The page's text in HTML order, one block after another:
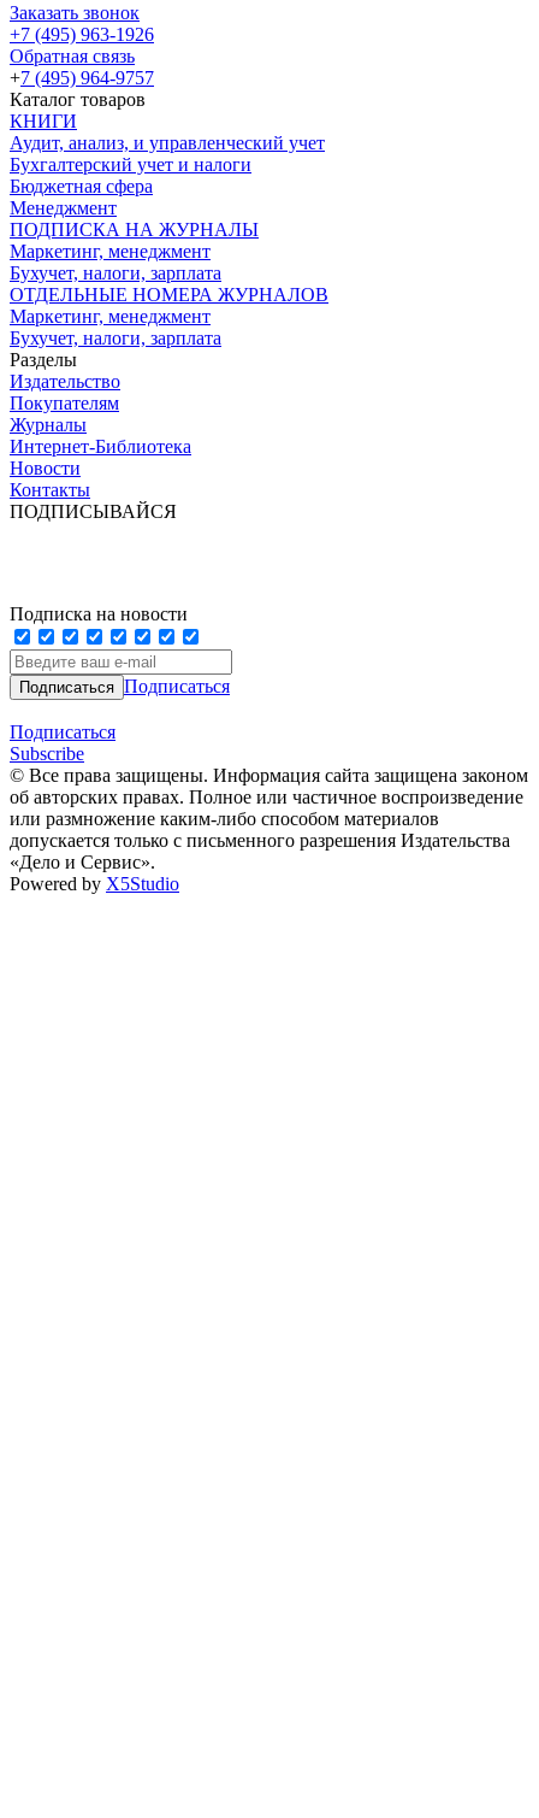
Заказать звонок
+7 (495) 963-1926
Обратная связь
+7 (495) 964-9757
Каталог товаров
КНИГИ
Аудит, анализ, и управленческий учет
Бухгалтерский учет и налоги
Бюджетная сфера
Менеджмент
ПОДПИСКА НА ЖУРНАЛЫ
Маркетинг, менеджмент
Бухучет, налоги, зарплата
ОТДЕЛЬНЫЕ НОМЕРА ЖУРНАЛОВ
Маркетинг, менеджмент
Бухучет, налоги, зарплата
Разделы
Издательство
Покупателям
Журналы
Интернет-Библиотека
Новости
Контакты
ПОДПИСЫВАЙСЯ
Подписка на новости
Подписаться
Подписаться
Subscribe
© Все права защищены. Информация сайта защищена законом
об авторских правах. Полное или частичное воспроизведение
или размножение каким-либо способом материалов
допускается только с письменного разрешения Издательства
«Дело и Сервис».
Powered by X5Studio